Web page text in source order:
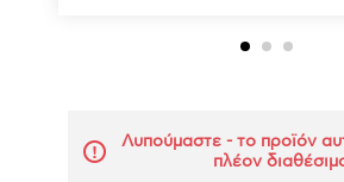
Λυπούμαστε - το προϊόν
πλέον